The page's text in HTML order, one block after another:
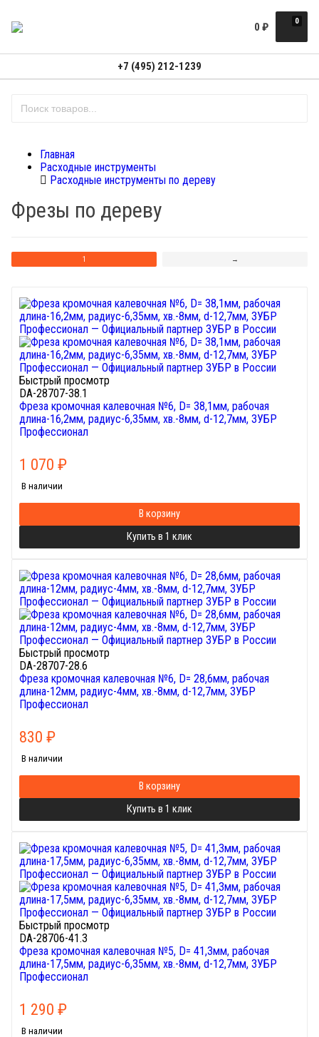
0
0 ₽
+7 (495) 212-1239
Главная
Расходные инструменты
Расходные инструменты по дереву
Фрезы по дереву
1 →
Быстрый просмотр
DA-28707-38.1
Фреза кромочная калевочная №6, D= 38,1мм, рабочая
длина-16,2мм, радиус-6,35мм, хв.-8мм, d-12,7мм, ЗУБР
Профессионал
1 070 ₽
В наличии
В корзину
Купить в 1 клик
Быстрый просмотр
DA-28707-28.6
Фреза кромочная калевочная №6, D= 28,6мм, рабочая
длина-12мм, радиус-4мм, хв.-8мм, d-12,7мм, ЗУБР
Профессионал
830 ₽
В наличии
В корзину
Купить в 1 клик
Быстрый просмотр
DA-28706-41.3
Фреза кромочная калевочная №5, D= 41,3мм, рабочая
длина-17,5мм, радиус-6,35мм, хв.-8мм, d-12,7мм, ЗУБР
Профессионал
1 290 ₽
В наличии